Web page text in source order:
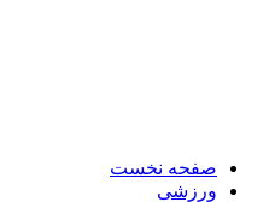
صفحه نخست
ورزشی